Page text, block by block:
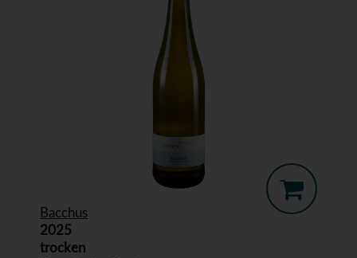
Bacchus
2025
trocken